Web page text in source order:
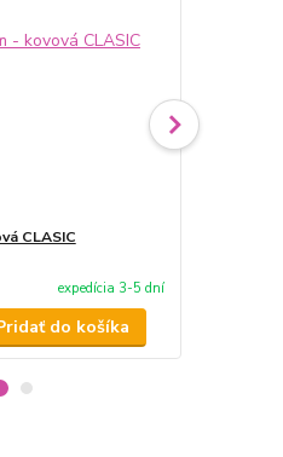
CLASIC
expedícia 3-5 dní
do košíka